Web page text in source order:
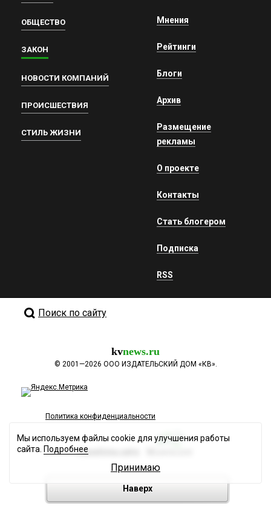
ОБЩЕСТВО
ЗАКОН
НОВОСТИ КОМПАНИЙ
ПРОИСШЕСТВИЯ
СТИЛЬ ЖИЗНИ
Мнения
Рейтинги
Блоги
Архив
Размещение
рекламы
О проекте
Контакты
Стать блогером
Подписка
RSS
Поиск по сайту
kvnews.ru
© 2001—2026 ООО ИЗДАТЕЛЬСКИЙ ДОМ «КВ».
Политика конфиденциальности
Разработка сайта
Наверх
Мы используем файлы cookie для улучшения работы
сайта. Подробнее
Принимаю